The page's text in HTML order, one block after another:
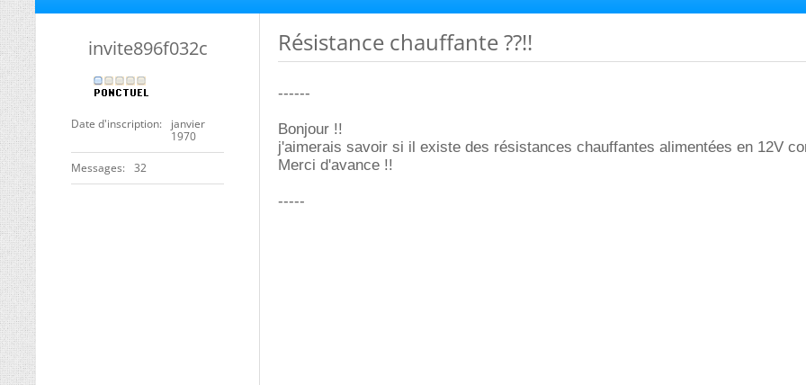
invite896f032c
Date d'inscription
janvier
1970
Messages 32
Résistance chauffante ??!!
------
Bonjour !!
j'aimerais savoir si il existe des résistances chauffantes alimentées en 12V
Merci d'avance !!
-----